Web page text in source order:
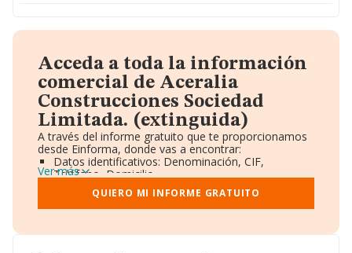
Acceda a toda la información
comercial de Aceralia
Construcciones Sociedad
Limitada. (extinguida)
A través del informe gratuito que te proporcionamos
desde Einforma, donde vas a encontrar:
Datos identificativos: Denominación, CIF,
Teléfono, Domicilio.
Informe Mercantil Completo (BORME).
Gráficos de Evolución Ventas y Empleados.
Consejo de Administración y Administradores.
Accionistas.
Ver más
QUIERO MI INFORME GRATUITO